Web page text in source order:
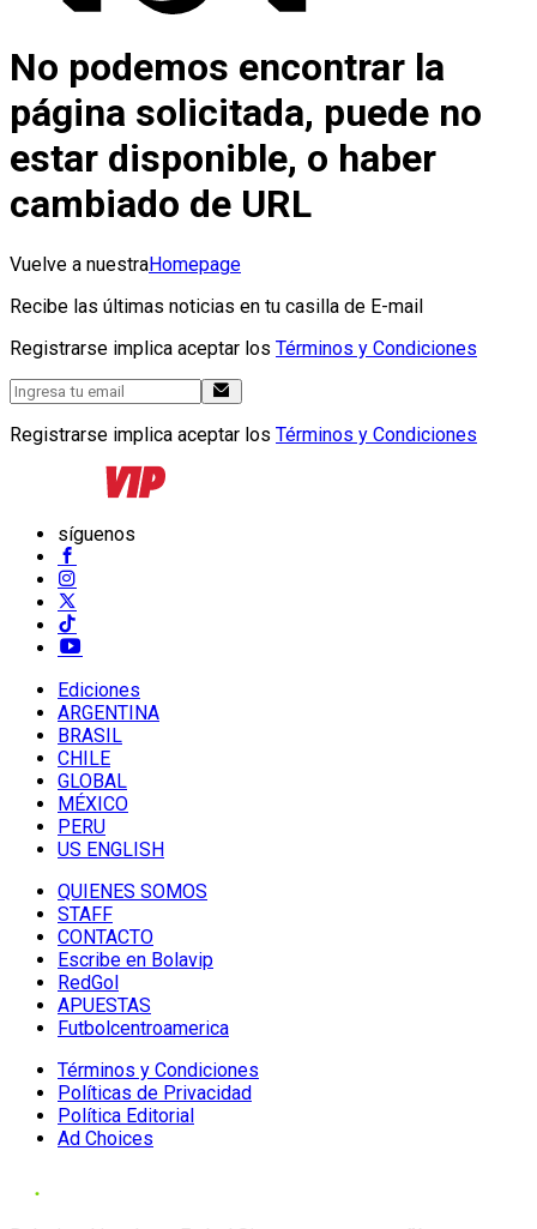
No podemos encontrar la
página solicitada, puede no
estar disponible, o haber
cambiado de URL
Vuelve a nuestraHomepage
Recibe las últimas noticias en tu casilla de E-mail
Registrarse implica aceptar los Términos y Condiciones
Registrarse implica aceptar los Términos y Condiciones
síguenos
Ediciones
ARGENTINA
BRASIL
CHILE
GLOBAL
MÉXICO
PERU
US ENGLISH
QUIENES SOMOS
STAFF
CONTACTO
Escribe en Bolavip
RedGol
APUESTAS
Futbolcentroamerica
Términos y Condiciones
Políticas de Privacidad
Política Editorial
Ad Choices